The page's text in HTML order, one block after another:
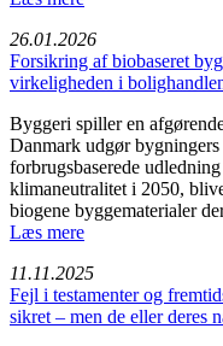
26.01.2026
Forsikring af biobaseret
virkeligheden i
Byggeri spiller en
Danmark udgør
forbrugsbaserede
klimaneutralitet i 2050,
biogene byggematerialer
Læs mere
11.11.2025
Fejl i testamenter og
sikret – men de eller deres